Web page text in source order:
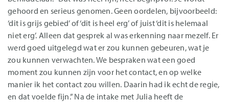
gehoord en serieus genomen. Geen oordelen, bijvoorbeeld:
‘dit is grijs gebied’ of ‘dit is heel erg’ of juist ‘dit is helemaal
niet erg’. Alleen dat gesprek al was erkenning naar mezelf. Er
werd goed uitgelegd wat er zou kunnen gebeuren, wat je
zou kunnen verwachten. We bespraken wat een goed
moment zou kunnen zijn voor het contact, en op welke
manier ik het contact zou willen. Daarin had ik echt de regie,
en dat voelde fijn.” Na de intake met Julia heeft de